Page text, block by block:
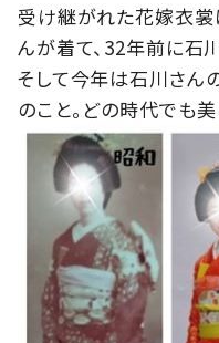
受け継がれた花嫁衣裳
んが着て、32年前に石
そして今年は石川さん
のこと。どの時代でも美